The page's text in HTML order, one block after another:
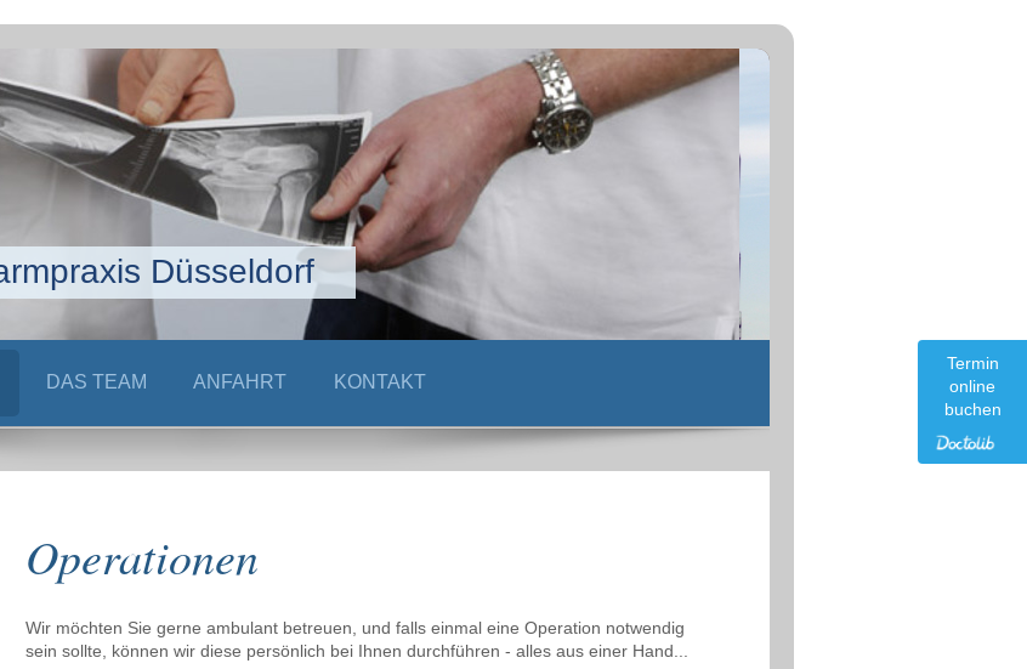
Düsseldorf
DAS TEAM ANFAHRT KONTAKT
Termin
online
buchen
Operationen
Wir möchten Sie gerne ambulant betreuen, und falls einmal eine Operation notwendig
sein sollte, können wir diese persönlich bei Ihnen durchführen - alles aus einer Hand...